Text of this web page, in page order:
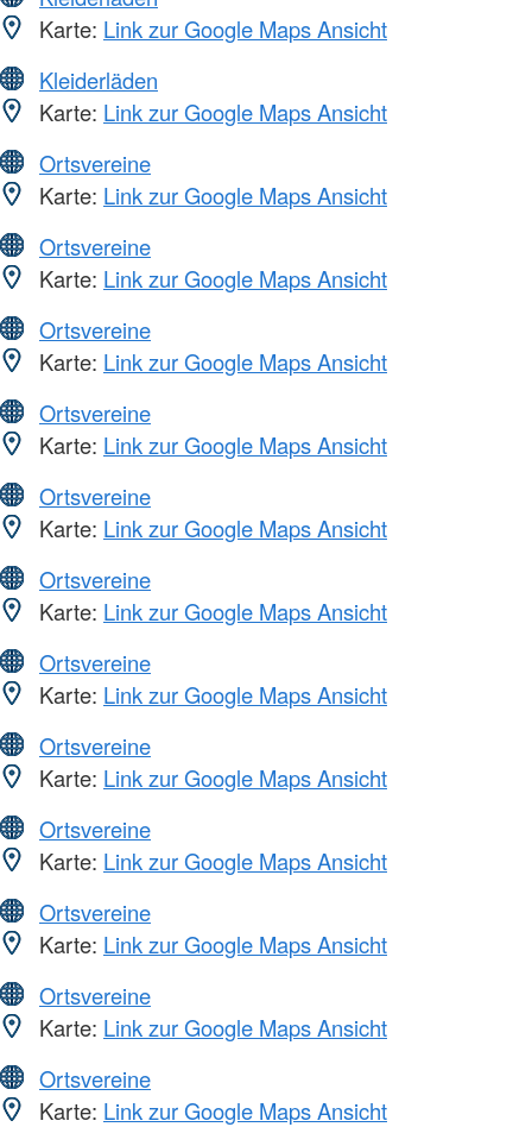
Karte: Link zur Google Maps Ansicht
Kleiderläden
Karte: Link zur Google Maps Ansicht
Ortsvereine
Karte: Link zur Google Maps Ansicht
Ortsvereine
Karte: Link zur Google Maps Ansicht
Ortsvereine
Karte: Link zur Google Maps Ansicht
Ortsvereine
Karte: Link zur Google Maps Ansicht
Ortsvereine
Karte: Link zur Google Maps Ansicht
Ortsvereine
Karte: Link zur Google Maps Ansicht
Ortsvereine
Karte: Link zur Google Maps Ansicht
Ortsvereine
Karte: Link zur Google Maps Ansicht
Ortsvereine
Karte: Link zur Google Maps Ansicht
Ortsvereine
Karte: Link zur Google Maps Ansicht
Ortsvereine
Karte: Link zur Google Maps Ansicht
Ortsvereine
Karte: Link zur Google Maps Ansicht